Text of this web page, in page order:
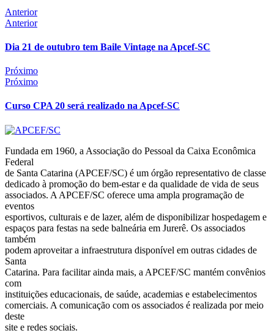
Anterior
Anterior
Dia 21 de outubro tem Baile Vintage na Apcef-SC
Próximo
Próximo
Curso CPA 20 será realizado na Apcef-SC
Fundada em 1960, a Associação do Pessoal da Caixa Econômica
Federal
de Santa Catarina (APCEF/SC) é um órgão representativo de classe
dedicado à promoção do bem-estar e da qualidade de vida de seus
associados. A APCEF/SC oferece uma ampla programação de
eventos
esportivos, culturais e de lazer, além de disponibilizar hospedagem e
espaços para festas na sede balneária em Jurerê. Os associados
também
podem aproveitar a infraestrutura disponível em outras cidades de
Santa
Catarina. Para facilitar ainda mais, a APCEF/SC mantém convênios
com
instituições educacionais, de saúde, academias e estabelecimentos
comerciais. A comunicação com os associados é realizada por meio
deste
site e redes sociais.